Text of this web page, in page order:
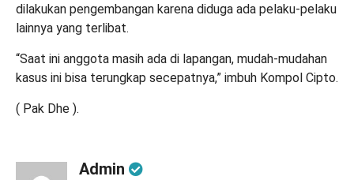
dilakukan pengembangan karena diduga ada pelaku-pelaku
lainnya yang terlibat.
“Saat ini anggota masih ada di lapangan, mudah-mudahan
kasus ini bisa terungkap secepatnya,” imbuh Kompol Cipto.
( Pak Dhe ).
Admin